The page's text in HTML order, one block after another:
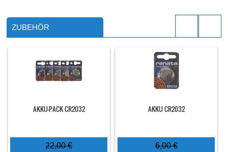
ZUBEHÖR
AKKU-PACK CR2032
22,00 €
AKKU CR2032
6,00 €